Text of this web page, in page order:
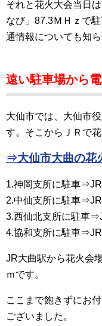
それと花火大会当日
なび」87.3ＭＨｚで
通情報についても知ら
遠い駐車場から
大仙市では、大仙市
す。そこからＪＲで
⇒大仙市大曲の花
1.神岡支所に駐車
2.中仙支所に駐車
3.西仙北支所に駐車
4.協和支所に駐車
JR大曲駅から花火会
ｍです。
ここまで飽きずにお
ございました。